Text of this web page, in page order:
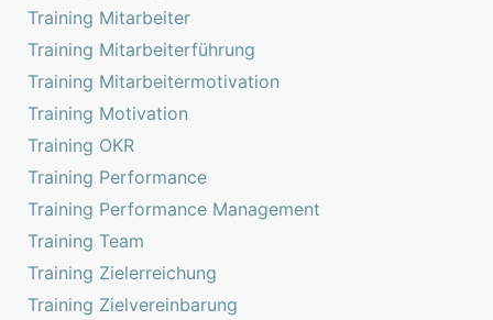
Training Mitarbeiter
Training Mitarbeiterführung
Training Mitarbeitermotivation
Training Motivation
Training OKR
Training Performance
Training Performance Management
Training Team
Training Zielerreichung
Training Zielvereinbarung